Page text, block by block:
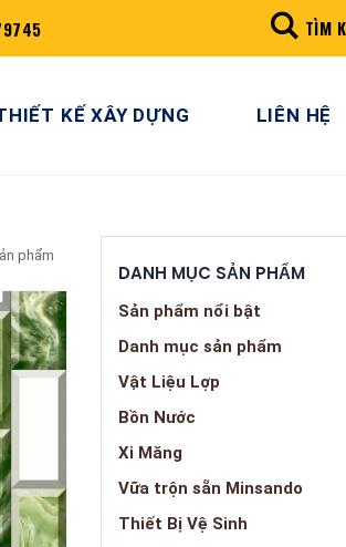
TÌM
KẾ XÂY DỰNG LIÊN HỆ
phẩm
DANH MỤC SẢN PHẨM
Sản phẩm nổi bật
Danh mục sản phẩm
Vật Liệu Lợp
Bồn Nước
Xi Măng
Vữa trộn sẵn Minsando
Thiết Bị Vệ Sinh